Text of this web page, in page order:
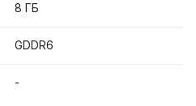
8 ГБ
GDDR6
-